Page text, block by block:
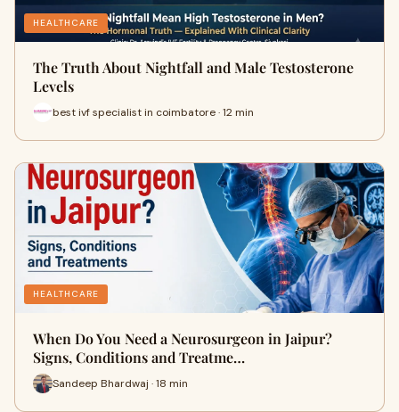
HEALTHCARE
The Truth About Nightfall and Male Testosterone
Levels
best ivf specialist in coimbatore · 12 min
HEALTHCARE
When Do You Need a Neurosurgeon in Jaipur?
Signs, Conditions and Treatme…
Sandeep Bhardwaj · 18 min